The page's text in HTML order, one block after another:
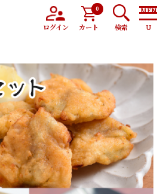
ログイン カート
0
検索
海の幸セット